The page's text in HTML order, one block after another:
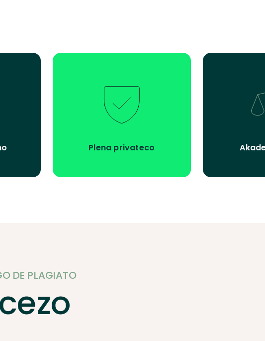
Plena privateco
DE PLAGIATO